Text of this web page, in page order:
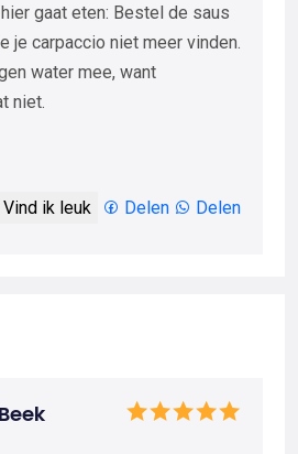
gaat eten: Bestel de saus
je carpaccio niet meer vinden.
water mee, want
niet.
Vind ik leuk Delen Delen